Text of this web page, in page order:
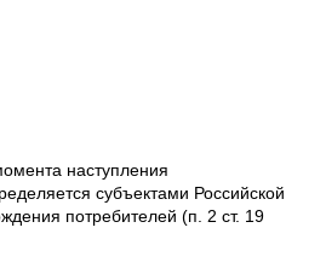
наступления
субъектами Российской
потребителей (п. 2 ст. 19